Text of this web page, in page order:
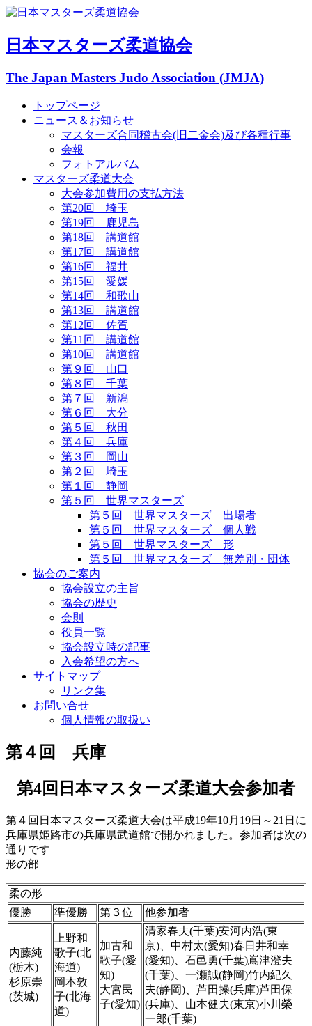
日本マスターズ柔道協会
The Japan Masters Judo Association (JMJA)
トップページ
ニュース＆お知らせ
マスターズ合同稽古会(旧二金会)及び各種行事
会報
フォトアルバム
マスターズ柔道大会
大会参加費用の支払方法
第20回 埼玉
第19回 鹿児島
第18回 講道館
第17回 講道館
第16回 福井
第15回 愛媛
第14回 和歌山
第13回 講道館
第12回 佐賀
第11回 講道館
第10回 講道館
第９回 山口
第８回 千葉
第７回 新潟
第６回 大分
第５回 秋田
第４回 兵庫
第３回 岡山
第２回 埼玉
第１回 静岡
第５回 世界マスターズ
第５回 世界マスターズ 出場者
第５回 世界マスターズ 個人戦
第５回 世界マスターズ 形
第５回 世界マスターズ 無差別・団体
協会のご案内
協会設立の主旨
協会の歴史
会則
役員一覧
協会設立時の記事
入会希望の方へ
サイトマップ
リンク集
お問い合せ
個人情報の取扱い
第４回 兵庫
第4回日本マスターズ柔道大会参加者
第４回日本マスターズ柔道大会は平成19年10月19日～21日に
兵庫県姫路市の兵庫県武道館で開かれました。参加者は次の
通りです
形の部
柔の形
優勝
準優勝 第３位 他参加者
内藤純
(栃木)
杉原崇
(茨城)
上野和
歌子(北
海道)
岡本敦
子(北海
道)
加古和
歌子(愛
知)
大宮民
子(愛知)
清家春夫(千葉)安河内浩(東
京)、中村太(愛知)春日井和幸
(愛知)、石邑勇(千葉)嶌津澄夫
(千葉)、一瀬誠(静岡)竹内紀久
夫(静岡)、芦田操(兵庫)芦田保
(兵庫)、山本健夫(東京)小川榮
一郎(千葉)